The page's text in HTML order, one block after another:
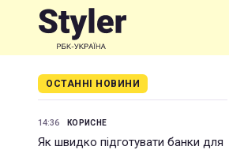
ОСТАННІ НОВИНИ
14:36 КОРИСНЕ
Як швидко підготувати банки для